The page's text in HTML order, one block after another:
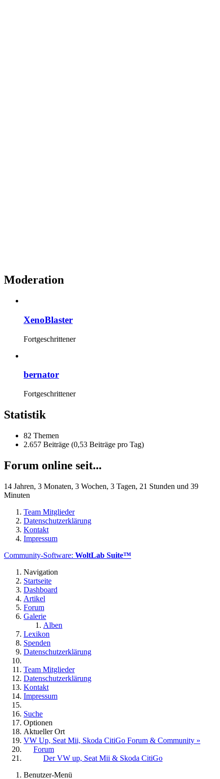
Moderation
XenoBlaster
Fortgeschrittener
bernator
Fortgeschrittener
Statistik
82 Themen
2.657 Beiträge (0,53 Beiträge pro Tag)
Forum online seit...
14 Jahren, 3 Monaten, 3 Wochen, 3 Tagen, 21 Stunden und 39
Minuten
Team Mitglieder
Datenschutzerklärung
Kontakt
Impressum
Community-Software: WoltLab Suite™
Navigation
Startseite
Dashboard
Artikel
Forum
Galerie
Alben
Lexikon
Spenden
Datenschutzerklärung
Team Mitglieder
Datenschutzerklärung
Kontakt
Impressum
Suche
Optionen
Aktueller Ort
VW Up, Seat Mii, Skoda CitiGo Forum & Community »
Forum
Der VW up, Seat Mii & Skoda CitiGo
Benutzer-Menü